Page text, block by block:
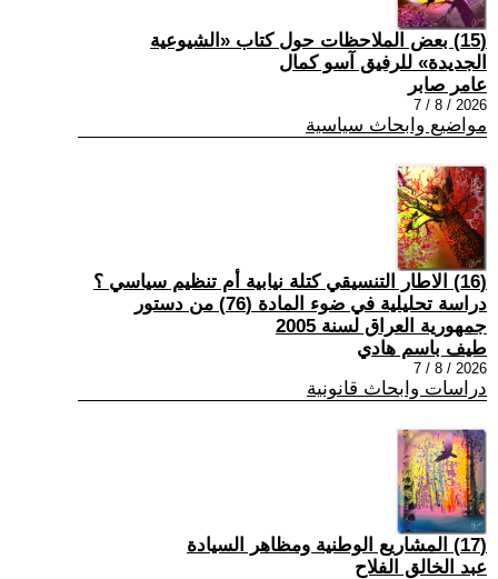
(15) بعض الملاحظات حول كتاب «الشيوعية
الجديدة» للرفيق آسو كمال
عامر صابر
2026 / 8 / 7
مواضيع وابحاث سياسية
(16) الاطار التنسيقي كتلة نيابية أم تنظيم سياسي ؟
دراسة تحليلية في ضوء المادة (76) من دستور
جمهورية العراق لسنة 2005
طيف باسم هادي
2026 / 8 / 7
دراسات وابحاث قانونية
(17) المشاريع الوطنية ومظاهر السيادة
عبد الخالق الفلاح